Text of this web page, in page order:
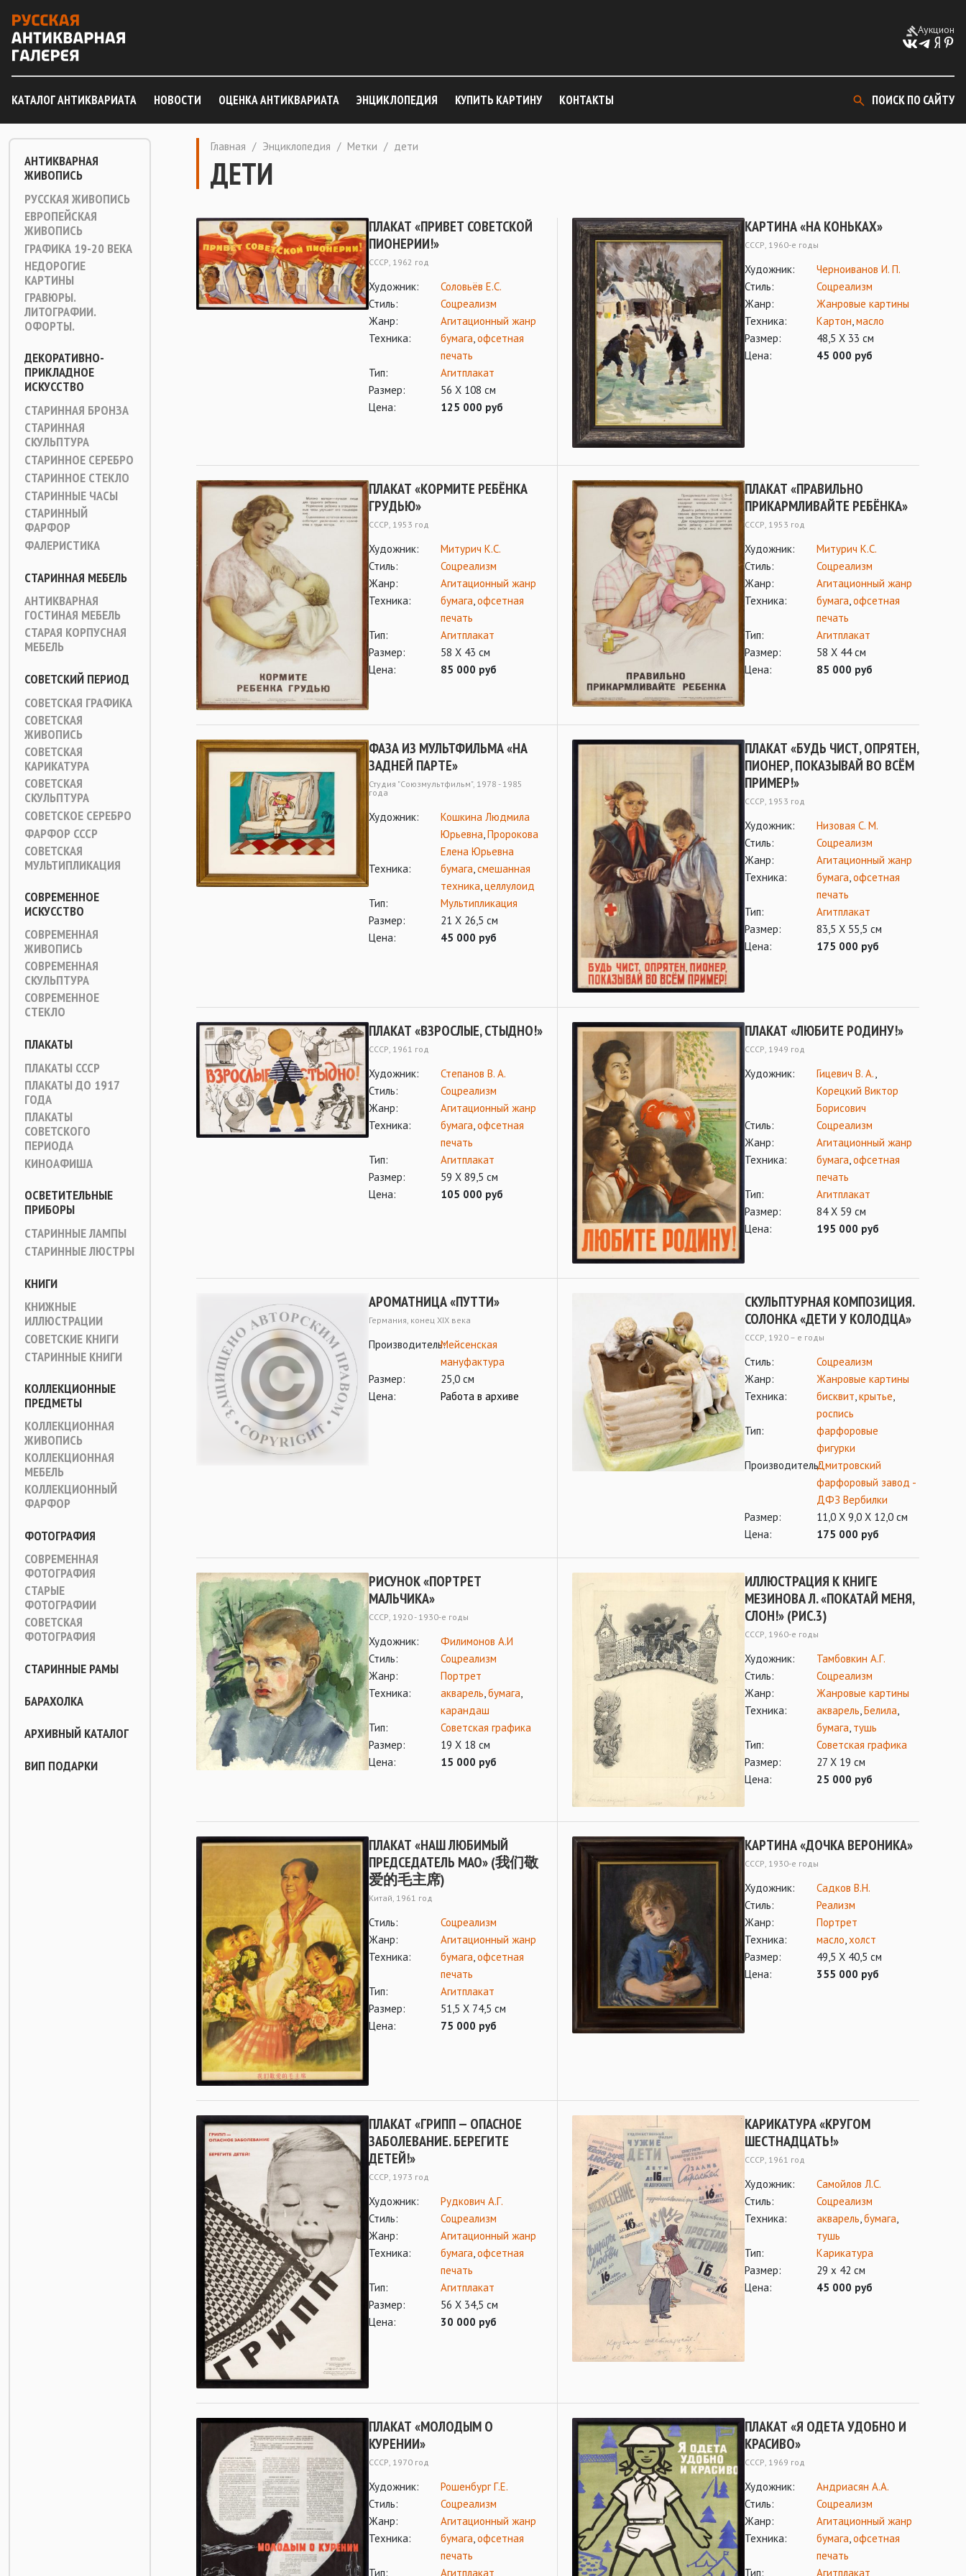
Аукцион
КАТАЛОГ АНТИКВАРИАТА НОВОСТИ ОЦЕНКА АНТИКВАРИАТА ЭНЦИКЛОПЕДИЯ КУПИТЬ КАРТИНУ КОНТАКТЫ ПОИСК ПО САЙТУ
АНТИКВАРНАЯ
ЖИВОПИСЬ
РУССКАЯ ЖИВОПИСЬ
ЕВРОПЕЙСКАЯ
ЖИВОПИСЬ
ГРАФИКА 19-20 ВЕКА
НЕДОРОГИЕ
КАРТИНЫ
ГРАВЮРЫ.
ЛИТОГРАФИИ.
ОФОРТЫ.
ДЕКОРАТИВНО-
ПРИКЛАДНОЕ
ИСКУССТВО
СТАРИННАЯ БРОНЗА
СТАРИННАЯ
СКУЛЬПТУРА
СТАРИННОЕ СЕРЕБРО
СТАРИННОЕ СТЕКЛО
СТАРИННЫЕ ЧАСЫ
СТАРИННЫЙ
ФАРФОР
ФАЛЕРИСТИКА
СТАРИННАЯ МЕБЕЛЬ
АНТИКВАРНАЯ
ГОСТИНАЯ МЕБЕЛЬ
СТАРАЯ КОРПУСНАЯ
МЕБЕЛЬ
СОВЕТСКИЙ ПЕРИОД
СОВЕТСКАЯ ГРАФИКА
СОВЕТСКАЯ
ЖИВОПИСЬ
СОВЕТСКАЯ
КАРИКАТУРА
СОВЕТСКАЯ
СКУЛЬПТУРА
СОВЕТСКОЕ СЕРЕБРО
ФАРФОР СССР
СОВЕТСКАЯ
МУЛЬТИПЛИКАЦИЯ
СОВРЕМЕННОЕ
ИСКУССТВО
СОВРЕМЕННАЯ
ЖИВОПИСЬ
СОВРЕМЕННАЯ
СКУЛЬПТУРА
СОВРЕМЕННОЕ
СТЕКЛО
ПЛАКАТЫ
ПЛАКАТЫ СССР
ПЛАКАТЫ ДО 1917
ГОДА
ПЛАКАТЫ
СОВЕТСКОГО
ПЕРИОДА
КИНОАФИША
ОСВЕТИТЕЛЬНЫЕ
ПРИБОРЫ
СТАРИННЫЕ ЛАМПЫ
СТАРИННЫЕ ЛЮСТРЫ
КНИГИ
КНИЖНЫЕ
ИЛЛЮСТРАЦИИ
СОВЕТСКИЕ КНИГИ
СТАРИННЫЕ КНИГИ
КОЛЛЕКЦИОННЫЕ
ПРЕДМЕТЫ
КОЛЛЕКЦИОННАЯ
ЖИВОПИСЬ
КОЛЛЕКЦИОННАЯ
МЕБЕЛЬ
КОЛЛЕКЦИОННЫЙ
ФАРФОР
ФОТОГРАФИЯ
СОВРЕМЕННАЯ
ФОТОГРАФИЯ
СТАРЫЕ
ФОТОГРАФИИ
СОВЕТСКАЯ
ФОТОГРАФИЯ
СТАРИННЫЕ РАМЫ
БАРАХОЛКА
АРХИВНЫЙ КАТАЛОГ
ВИП ПОДАРКИ
Главная / Энциклопедия / Метки / дети
ДЕТИ
ПЛАКАТ «ПРИВЕТ СОВЕТСКОЙ
ПИОНЕРИИ!»
СССР, 1962 год
Художник:
Соловьёв Е.С.
Стиль:
Соцреализм
Жанр:
Агитационный жанр
Техника:
бумага,офсетная
печать
Тип:
Агитплакат
Размер:
56 Х 108 см
Цена:
125 000 руб
КАРТИНА «НА КОНЬКАХ»
СССР, 1960-е годы
Художник:
Черноиванов И. П.
Стиль:
Соцреализм
Жанр:
Жанровые картины
Техника:
Картон,масло
Размер:
48,5 Х 33 см
Цена:
45 000 руб
ПЛАКАТ «КОРМИТЕ РЕБЁНКА
ГРУДЬЮ»
СССР, 1953 год
Художник:
Митурич К.С.
Стиль:
Соцреализм
Жанр:
Агитационный жанр
Техника:
бумага,офсетная
печать
Тип:
Агитплакат
Размер:
58 Х 43 см
Цена:
85 000 руб
ПЛАКАТ «ПРАВИЛЬНО
ПРИКАРМЛИВАЙТЕ РЕБЁНКА»
СССР, 1953 год
Художник:
Митурич К.С.
Стиль:
Соцреализм
Жанр:
Агитационный жанр
Техника:
бумага,офсетная
печать
Тип:
Агитплакат
Размер:
58 Х 44 см
Цена:
85 000 руб
ФАЗА ИЗ МУЛЬТФИЛЬМА «НА
ЗАДНЕЙ ПАРТЕ»
Студия "Союзмультфильм", 1978 - 1985
года
Художник:
Кошкина Людмила
Юрьевна,Пророкова
Елена Юрьевна
Техника:
бумага,смешанная
техника,целлулоид
Тип:
Мультипликация
Размер:
21 Х 26,5 см
Цена:
45 000 руб
ПЛАКАТ «БУДЬ ЧИСТ, ОПРЯТЕН,
ПИОНЕР, ПОКАЗЫВАЙ ВО ВСЁМ
ПРИМЕР!»
СССР, 1953 год
Художник:
Низовая С. М.
Стиль:
Соцреализм
Жанр:
Агитационный жанр
Техника:
бумага,офсетная
печать
Тип:
Агитплакат
Размер:
83,5 Х 55,5 см
Цена:
175 000 руб
ПЛАКАТ «ВЗРОСЛЫЕ, СТЫДНО!»
СССР, 1961 год
Художник:
Степанов В. А.
Стиль:
Соцреализм
Жанр:
Агитационный жанр
Техника:
бумага офсетная
печать
Тип:
Агитплакат
Размер:
59 Х 89,5 см
Цена:
105 000 руб
ПЛАКАТ «ЛЮБИТЕ РОДИНУ!»
СССР, 1949 год
Художник: Гицевич В. А.
Корецкий Виктор
Борисович
Стиль:
Соцреализм
Жанр:
Агитационный жанр
Техника:
бумага офсетная
печать
Тип:
Агитплакат
Размер:
84 Х 59 см
Цена:
195 000 руб
АРОМАТНИЦА «ПУТТИ»
Германия, конец ХIХ века
Производитель:Мейсенская
мануфактура
Размер:
25,0 см
Цена:
Работа в архиве
СКУЛЬПТУРНАЯ КОМПОЗИЦИЯ.
СОЛОНКА «ДЕТИ У КОЛОДЦА»
СССР, 1920 – е годы
Стиль:
Соцреализм
Жанр:
Жанровые картины
Техника:
бисквит крытье
роспись
Тип:
фарфоровые
фигурки
Производитель:Дмитровский
фарфоровый завод -
ДФЗ Вербилки
Размер:
11,0 Х 9,0 Х 12,0 см
Цена:
175 000 руб
РИСУНОК «ПОРТРЕТ
МАЛЬЧИКА»
СССР, 1920 - 1930-е годы
Художник:
Филимонов А.И
Стиль:
Соцреализм
Жанр:
Портрет
Техника:
акварель бумага
карандаш
Тип:
Советская графика
Размер:
19 Х 18 см
Цена:
15 000 руб
ИЛЛЮСТРАЦИЯ К КНИГЕ
МЕЗИНОВА Л. «ПОКАТАЙ МЕНЯ,
СЛОН!» (РИС.3)
СССР, 1960-е годы
Художник:
Тамбовкин А.Г.
Стиль:
Соцреализм
Жанр:
Жанровые картины
Техника:
акварель Белила
бумага тушь
Тип:
Советская графика
Размер:
27 Х 19 см
Цена:
25 000 руб
ПЛАКАТ «НАШ ЛЮБИМЫЙ
ПРЕДСЕДАТЕЛЬ МАО» (我们敬
爱的毛主席)
Китай, 1961 год
Стиль:
Соцреализм
Жанр:
Агитационный жанр
Техника:
бумага офсетная
печать
Тип:
Агитплакат
Размер:
51,5 Х 74,5 см
Цена:
75 000 руб
КАРТИНА «ДОЧКА ВЕРОНИКА»
СССР, 1930-е годы
Художник:
Садков В.Н.
Стиль:
Реализм
Жанр:
Портрет
Техника:
масло холст
Размер:
49,5 Х 40,5 см
Цена:
355 000 руб
ПЛАКАТ «ГРИПП — ОПАСНОЕ
ЗАБОЛЕВАНИЕ. БЕРЕГИТЕ
ДЕТЕЙ!»
СССР, 1973 год
Художник:
Рудкович А.Г.
Стиль:
Соцреализм
Жанр:
Агитационный жанр
Техника:
бумага,офсетная
печать
Тип:
Агитплакат
Размер:
56 Х 34,5 см
Цена:
30 000 руб
КАРИКАТУРА «КРУГОМ
ШЕСТНАДЦАТЬ!»
СССР, 1961 год
Художник:
Самойлов Л.С.
Стиль:
Соцреализм
Техника:
акварель,бумага,
тушь
Тип:
Карикатура
Размер:
29 х 42 см
Цена:
45 000 руб
ПЛАКАТ «МОЛОДЫМ О
КУРЕНИИ»
СССР, 1970 год
Художник:
Рошенбург Г.Е.
Стиль:
Соцреализм
Жанр:
Агитационный жанр
Техника:
бумага офсетная
печать
Тип:
Агитплакат
ПЛАКАТ «Я ОДЕТА УДОБНО И
КРАСИВО»
СССР, 1969 год
Художник:
Андриасян А.А.
Стиль:
Соцреализм
Жанр:
Агитационный жанр
Техника:
бумага офсетная
печать
Тип:
Агитплакат